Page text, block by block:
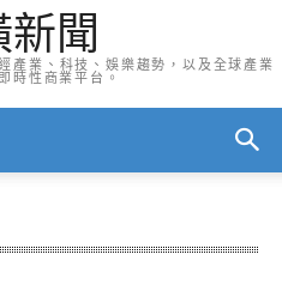
新聞
產業、科技、娛樂趨勢，以及全球產業
時性商業平台。